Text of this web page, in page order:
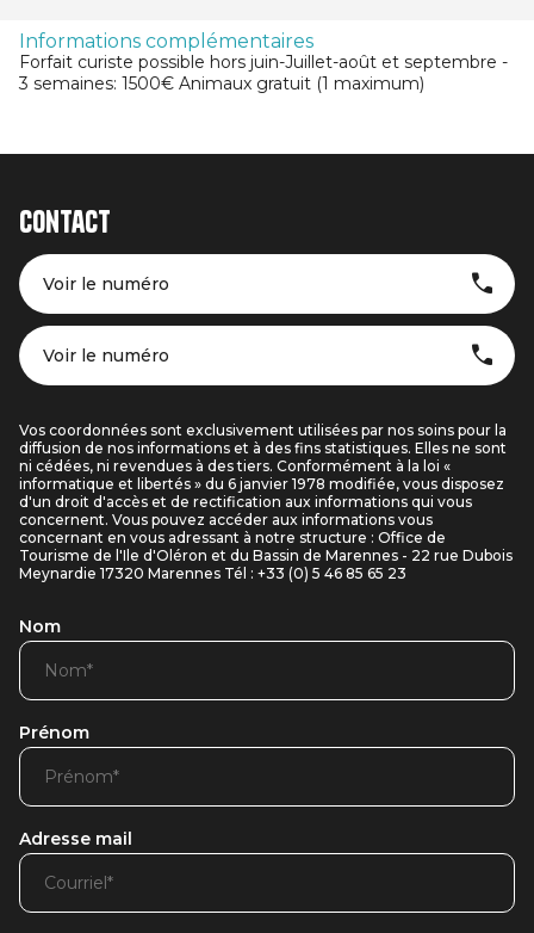
Informations complémentaires
Forfait curiste possible hors juin-Juillet-août et septembre -
3 semaines: 1500€ Animaux gratuit (1 maximum)
Contact
Voir le numéro
Voir le numéro
Vos coordonnées sont exclusivement utilisées par nos soins pour la
diffusion de nos informations et à des fins statistiques. Elles ne sont
ni cédées, ni revendues à des tiers. Conformément à la loi «
informatique et libertés » du 6 janvier 1978 modifiée, vous disposez
d'un droit d'accès et de rectification aux informations qui vous
concernent. Vous pouvez accéder aux informations vous
concernant en vous adressant à notre structure : Office de
Tourisme de l'Ile d'Oléron et du Bassin de Marennes - 22 rue Dubois
Meynardie 17320 Marennes Tél : +33 (0) 5 46 85 65 23
Nom
Prénom
Adresse mail